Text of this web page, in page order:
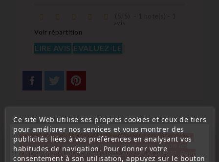
Voir répartition
LIRE AVIS EVALUEZ-LE
Description Détails du produit
Contacteur électronique poignée de coffre arrière Nissan
Ce site Web utilise ses propres cookies et ceux de tiers
pour améliorer nos services et vous montrer des
publicités liées à vos préférences en analysant vos
habitudes de navigation. Pour donner votre
consentement à son utilisation, appuyez sur le bouton
« Attention, notre société sera fermée pour congés du
10 aout au 1 septembre inclus. Pour cette raison les
commandes sont traitées jusqu'au 7 aout 14H00. Pour